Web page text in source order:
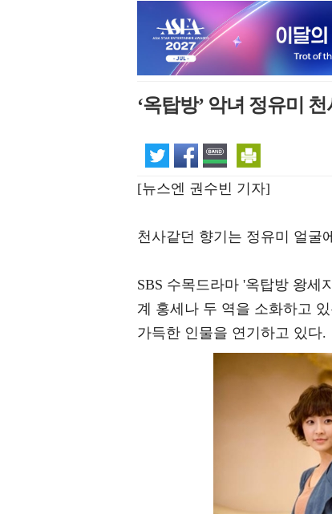
‘옥탑방’ 악녀 정유미
[뉴스엔 권수빈 기자]
천사같던 향기는 정유미 얼굴
SBS 수목드라마 '옥탑방 왕세
계 홍세나 두 역을 소화하고
가득한 인물을 연기하고 있다.